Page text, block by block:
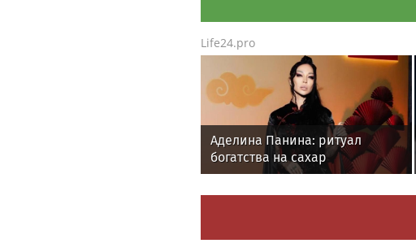
Life24.pro
Аделина Панина: ритуал
богатства на сахар